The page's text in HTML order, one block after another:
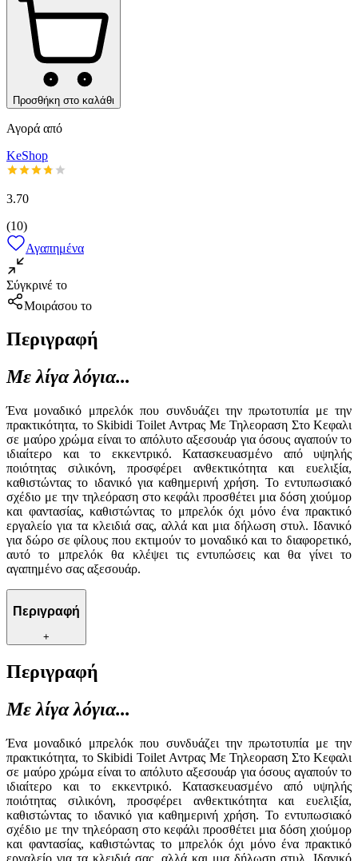
Προσθήκη στο καλάθι
Αγορά από
KeShop
3.70
(10)
Αγαπημένα
Σύγκρινέ το
Μοιράσου το
Περιγραφή
Με λίγα λόγια...
Ένα μοναδικό μπρελόκ που συνδυάζει την πρωτοτυπία με την
πρακτικότητα, το Skibidi Toilet Αντρας Με Τηλεοραση Στο Κεφαλι
σε μαύρο χρώμα είναι το απόλυτο αξεσουάρ για όσους αγαπούν το
ιδιαίτερο και το εκκεντρικό. Κατασκευασμένο από υψηλής
ποιότητας σιλικόνη, προσφέρει ανθεκτικότητα και ευελιξία,
καθιστώντας το ιδανικό για καθημερινή χρήση. Το εντυπωσιακό
σχέδιο με την τηλεόραση στο κεφάλι προσθέτει μια δόση χιούμορ
και φαντασίας, καθιστώντας το μπρελόκ όχι μόνο ένα πρακτικό
εργαλείο για τα κλειδιά σας, αλλά και μια δήλωση στυλ. Ιδανικό
για δώρο σε φίλους που εκτιμούν το μοναδικό και το διαφορετικό,
αυτό το μπρελόκ θα κλέψει τις εντυπώσεις και θα γίνει το
αγαπημένο σας αξεσουάρ.
Περιγραφή
+
Περιγραφή
Με λίγα λόγια...
Ένα μοναδικό μπρελόκ που συνδυάζει την πρωτοτυπία με την
πρακτικότητα, το Skibidi Toilet Αντρας Με Τηλεοραση Στο Κεφαλι
σε μαύρο χρώμα είναι το απόλυτο αξεσουάρ για όσους αγαπούν το
ιδιαίτερο και το εκκεντρικό. Κατασκευασμένο από υψηλής
ποιότητας σιλικόνη, προσφέρει ανθεκτικότητα και ευελιξία,
καθιστώντας το ιδανικό για καθημερινή χρήση. Το εντυπωσιακό
σχέδιο με την τηλεόραση στο κεφάλι προσθέτει μια δόση χιούμορ
και φαντασίας, καθιστώντας το μπρελόκ όχι μόνο ένα πρακτικό